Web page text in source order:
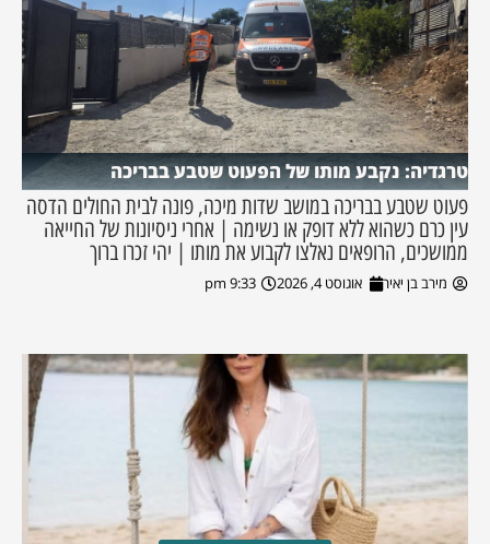
טרגדיה: נקבע מותו של הפעוט שטבע בבריכה
פעוט שטבע בבריכה במושב שדות מיכה, פונה לבית החולים הדסה
עין כרם כשהוא ללא דופק או נשימה | אחרי ניסיונות של החייאה
ממושכים, הרופאים נאלצו לקבוע את מותו | יהי זכרו ברוך
מירב בן יאיר אוגוסט 4, 2026 9:33 pm